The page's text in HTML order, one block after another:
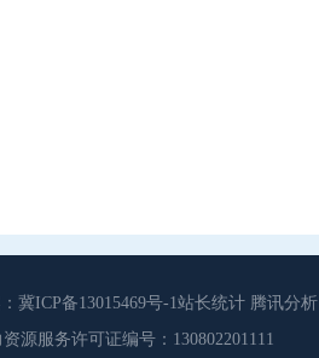
冀ICP备13015469号-1站长统计 腾讯分析
源服务许可证编号：130802201111